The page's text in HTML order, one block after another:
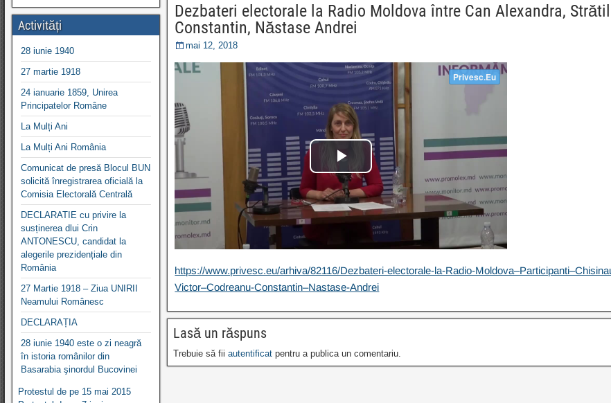
Dezbateri electorale la Radio Moldova între Can Alexandra,
Constantin, Năstase Andrei
mai 12, 2018
https://www.privesc.eu/arhiva/82116/Dezbateri-electorale-la-Radio-
Victor–Codreanu-Constantin–Nastase-Andrei
Lasă un răspuns
Trebuie să fiiautentificat pentru a publica un comentariu.
Activități
28 iunie 1940
27 martie 1918
24 ianuarie 1859, Unirea
Principatelor Române
La Mulți Ani
La Mulți Ani România
Comunicat de presă Blocul BUN
solicită înregistrarea oficială la
Comisia Electorală Centrală
DECLARATIE cu privire la
susținerea dlui Crin
ANTONESCU, candidat la
alegerile prezidențiale din
România
27 Martie 1918 – Ziua UNIRII
Neamului Românesc
DECLARAȚIA
28 iunie 1940 este o zi neagră
în istoria românilor din
Basarabia şinordul Bucovinei
Protestul de pe 15 mai 2015